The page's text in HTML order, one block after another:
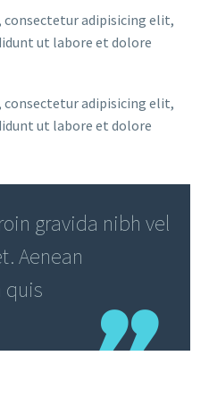
adipisicing elit,
ut labore et dolore
adipisicing elit,
ut labore et dolore
gravida nibh vel
Aenean
quis